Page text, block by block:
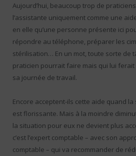
Aujourd’hui, beaucoup trop de
l’assistante uniquement comme une
en elle qu’une personne présente ici
répondre au téléphone, préparer les
stérilisation… En un mot, toute sorte de
praticien pourrait faire mais qui lui
sa journée de travail.
Encore acceptent-ils cette aide quand
est florissante. Mais à la moindre
la situation pour eux ne devient plus
c’est l’expert comptable – avec son
comptable – qui va recommander de